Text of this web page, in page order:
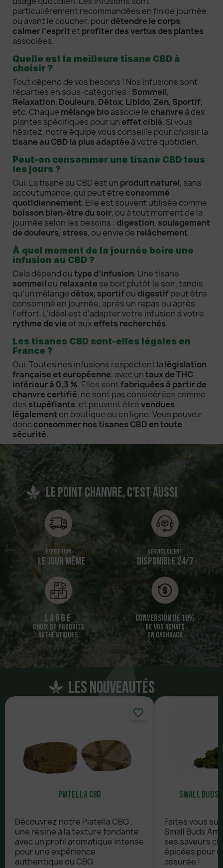
particulièrement recommandées en fin de journée
ou avant le coucher, pour détendre le corps,
calmer l’espritet profiter des vertus des plantes
associées.
Quelle est la meilleure tisane CBD à
choisir ?
Tout dépend de vos besoins ! Nos infusions sont
réparties en sous-catégories : Sommeil,
Relaxation, Douleurs, Détox, Libido, Zen, Sportif,
etc. Chaque mélange bioassocie le chanvre à des
plantes spécifiques pour un effet ciblé. Si vous
hésitez, notre équipe vous conseille pour choisir la
tisane au CBD la plus adaptée à votre quotidien.
Peut-on consommer une tisane CBD tous
les jours ?
Oui. La tisane au CBD est un produit naturel, sans
accoutumance, qui peut être consommé
quotidiennement. Elle est souvent utilisée comme
boisson bien-être du soir, ou à tout moment de la
journée selon les besoins : digestion, soulagement
de douleurs, stress, ou envie de relâchement.
À quel moment de la journée boire une
infusion au CBD ?
Cela dépend dutype d’infusion. Une tisane
sommeil ou relaxante se boit plutôt le soir, tandis
qu’un mélange détox, sportifou digestifpeut être
consommé en journée, après un repas ou après
l’effort. L’idéal est d’adapter votre infusion à votre
rythme de vie et aux effets recherchés.
Les tisanes CBD sont-elles légales en
France ?
Oui. Toutes nos infusions respectent la législation
française et européenne, avec untaux de THC
inférieur à 0,3 %. Elles sontfabriquées à partir de
chanvre certifié, ne sont pas considérées comme
des stupéfiants, et peuvent êtrevendues
légalementen boutique ou en ligne. Vous pouvez
donc consommer nos tisanes CBD en toute
sécurité.
Le point chanvre, c'est aussi
Expédition
LE JOUR MÊME
Service client
DISPONIBLE 24/7
Large
CHOIX DE PRODUITS
AUTHENTIQUES
Conversion de 10%
DE VOS ACHATS
EN CASHBACK
Les nouveautés
Piatella CBG
Découvrez notre Piatella CBG ,
une résine à la texture fondante
avec un profil aromatique intense
pour une expérience
authentique du CBG.
favorite_border
Small Buds
Faites vous
Small Buds
ses saveurs
épicées pour
assurée !